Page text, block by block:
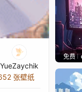
YueZaychik
张壁纸
免费